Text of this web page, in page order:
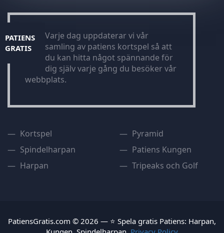
PATIENS
GRATIS
Varje dag uppdaterar vi vår
samling av patiens kortspel så att
du kan hitta något spännande för
dig själv varje gång du besöker vår
webbplats.
Kortspel
Spindelharpan
Harpan
Pyramid
Patiens Kungen
Tripeaks och Golf
PatiensGratis.com © 2026 — ⭐ Spela gratis Patiens: Harpan,